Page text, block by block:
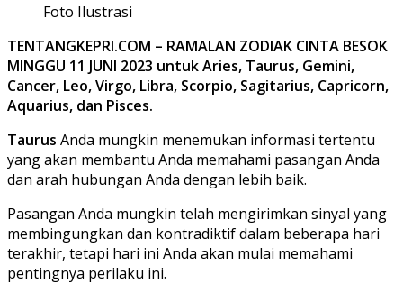
Foto Ilustrasi
TENTANGKEPRI.COM – RAMALAN ZODIAK CINTA BESOK
MINGGU 11 JUNI 2023 untuk Aries, Taurus, Gemini,
Cancer, Leo, Virgo, Libra, Scorpio, Sagitarius, Capricorn,
Aquarius, dan Pisces.
Taurus Anda mungkin menemukan informasi tertentu
yang akan membantu Anda memahami pasangan Anda
dan arah hubungan Anda dengan lebih baik.
Pasangan Anda mungkin telah mengirimkan sinyal yang
membingungkan dan kontradiktif dalam beberapa hari
terakhir, tetapi hari ini Anda akan mulai memahami
pentingnya perilaku ini.